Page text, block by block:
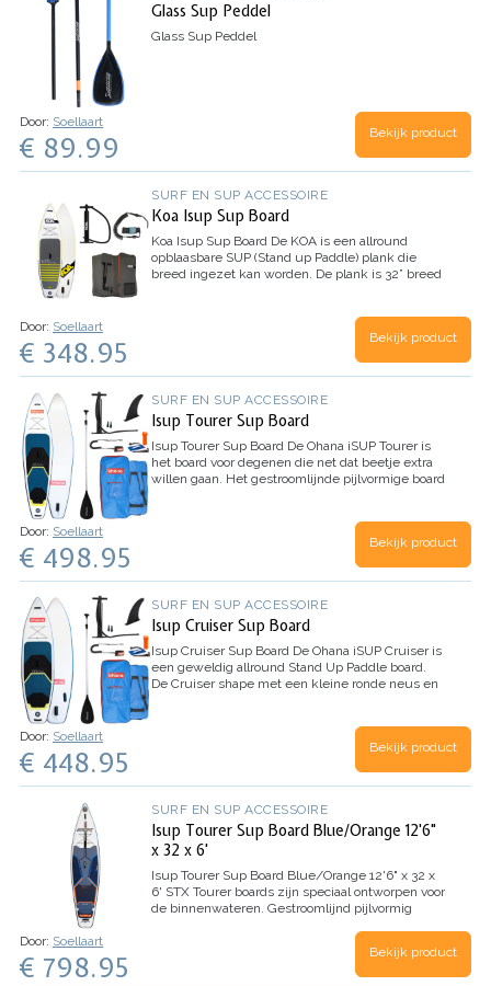
Glass Sup Peddel
Glass Sup Peddel
Door: Soellaart
€ 89.99 Bekijk product
SURF EN SUP ACCESSOIRE
Koa Isup Sup Board
Koa Isup Sup Board De KOA is een allround
opblaasbare SUP (Stand up Paddle) plank die
breed ingezet kan worden. De plank is 32” breed
Door: Soellaart
€ 348.95 Bekijk product
SURF EN SUP ACCESSOIRE
Isup Tourer Sup Board
Isup Tourer Sup Board De Ohana iSUP Tourer is
het board voor degenen die net dat beetje extra
willen gaan. Het gestroomlijnde pijlvormige board
Door: Soellaart
€ 498.95 Bekijk product
SURF EN SUP ACCESSOIRE
Isup Cruiser Sup Board
Isup Cruiser Sup Board De Ohana iSUP Cruiser is
een geweldig allround Stand Up Paddle board.
De Cruiser shape met een kleine ronde neus en
Door: Soellaart
€ 448.95 Bekijk product
SURF EN SUP ACCESSOIRE
Isup Tourer Sup Board Blue/Orange 12'6"
x 32 x 6'
Isup Tourer Sup Board Blue/Orange 12'6" x 32 x
6' STX Tourer boards zijn speciaal ontworpen voor
de binnenwateren. Gestroomlijnd pijlvormig
en langere afstanden. Het is geweldig voor
Door: Soellaart
€ 798.95 Bekijk product